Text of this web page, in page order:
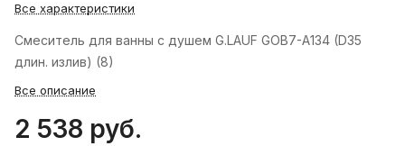
Все характеристики
Смеситель для ванны с душем G.LAUF GOB7-A134 (D35
длин. излив) (8)
Все описание
2 538 руб.